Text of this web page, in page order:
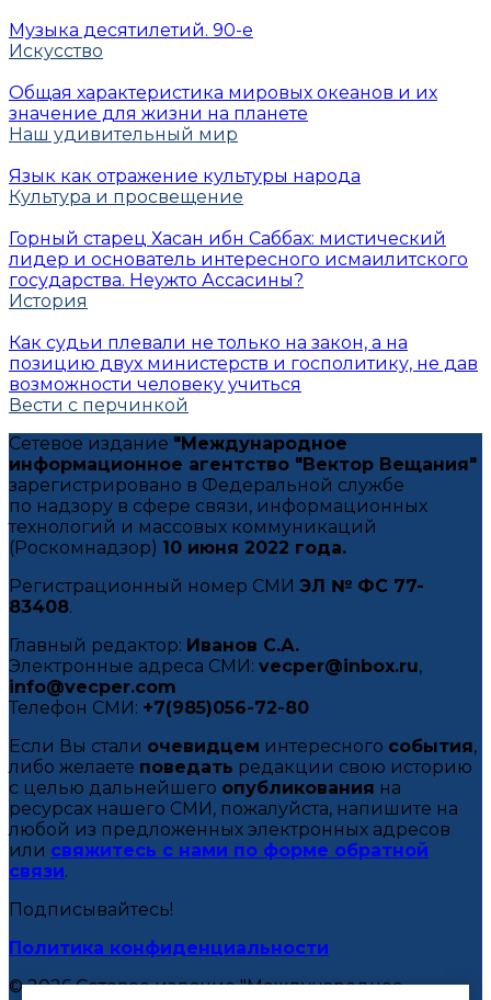
Музыка десятилетий. 90-е
Искусство
Общая характеристика мировых океанов и их
значение для жизни на планете
Наш удивительный мир
Язык как отражение культуры народа
Культура и просвещение
Горный старец Хасан ибн Саббах: мистический
лидер и основатель интересного исмаилитского
государства. Неужто Ассасины?
История
Как судьи плевали не только на закон, а на
позицию двух министерств и госполитику, не дав
возможности человеку учиться
Вести с перчинкой
Сетевое издание "Международное
информационное агентство "Вектор Вещания"
зарегистрировано в Федеральной службе
по надзору в сфере связи, информационных
технологий и массовых коммуникаций
(Роскомнадзор) 10 июня 2022 года.
Регистрационный номер СМИ ЭЛ № ФС 77-
83408.
Главный редактор: Иванов С.А.
Электронные адреса СМИ: vecper@inbox.ru,
info@vecper.com
Телефон СМИ: +7(985)056-72-80
Если Вы стали очевидцем интересного события,
либо желаете поведать редакции свою историю
с целью дальнейшего опубликования на
ресурсах нашего СМИ, пожалуйста, напишите на
любой из предложенных электронных адресов
или свяжитесь с нами по форме обратной
связи.
Подписывайтесь!
Политика конфиденциальности
© 2026 Сетевое издание "Международное